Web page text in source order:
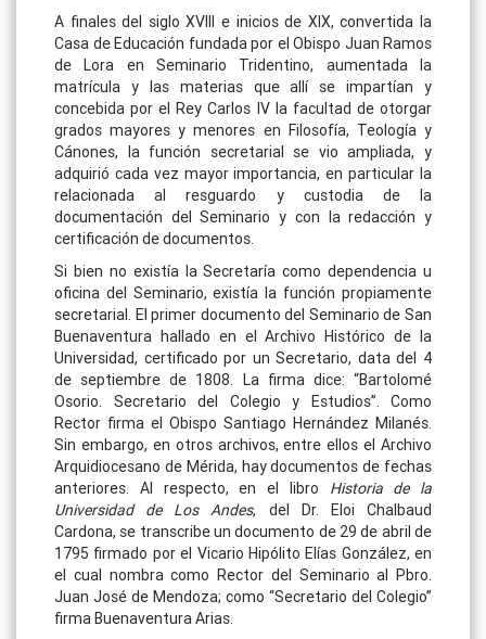
A finales del siglo XVIII e inicios de XIX, convertida la
Casa de Educación fundada por el Obispo Juan Ramos
de Lora en Seminario Tridentino, aumentada la
matrícula y las materias que allí se impartían y
concebida por el Rey Carlos IV la facultad de otorgar
grados mayores y menores en Filosofía, Teología y
Cánones, la función secretarial se vio ampliada, y
adquirió cada vez mayor importancia, en particular la
relacionada al resguardo y custodia de la
documentación del Seminario y con la redacción y
certificación de documentos.
Si bien no existía la Secretaría como dependencia u
oficina del Seminario, existía la función propiamente
secretarial. El primer documento del Seminario de San
Buenaventura hallado en el Archivo Histórico de la
Universidad, certificado por un Secretario, data del 4
de septiembre de 1808. La firma dice: “Bartolomé
Osorio. Secretario del Colegio y Estudios”. Como
Rector firma el Obispo Santiago Hernández Milanés.
Sin embargo, en otros archivos, entre ellos el Archivo
Arquidiocesano de Mérida, hay documentos de fechas
anteriores. Al respecto, en el libro Historia de la
Universidad de Los Andes, del Dr. Eloi Chalbaud
Cardona, se transcribe un documento de 29 de abril de
1795 firmado por el Vicario Hipólito Elías González, en
el cual nombra como Rector del Seminario al Pbro.
Juan José de Mendoza; como “Secretario del Colegio”
firma Buenaventura Arias.